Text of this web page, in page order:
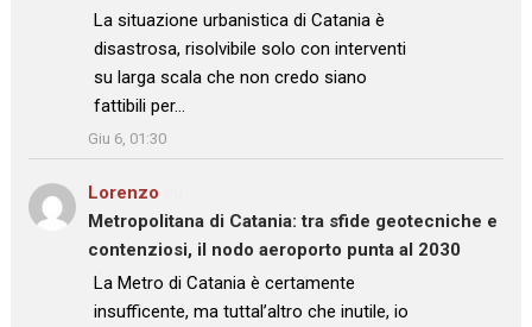
: “La situazione urbanistica di Catania è
disastrosa, risolvibile solo con interventi
su larga scala che non credo siano
fattibili per…
Giu 6, 01:30
Lorenzo
Metropolitana di Catania: tra sfide geotecniche e
contenziosi, il nodo aeroporto punta al 2030
: “La Metro di Catania è certamente
insufficente, ma tuttal’altro che inutile, io